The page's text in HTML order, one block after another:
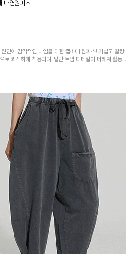
나염원피스
원단에 감각적인 나염을 더한 캡소매 원피스! 가볍고 찰랑
로 쾌적하게 착용되며, 밑단 트임 디테일이 더해져 활동성